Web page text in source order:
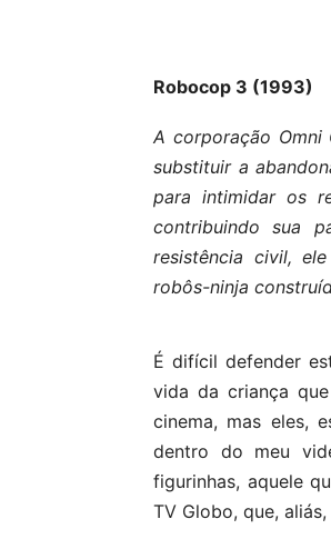
Robocop 3 (1993)
A corporação Omni
substituir a
para intimidar os
contribuindo sua
resistência civil,
robôs-ninja
É difícil defender
vida da criança
cinema, mas eles,
dentro do meu
figurinhas, aquele
TV Globo, que,